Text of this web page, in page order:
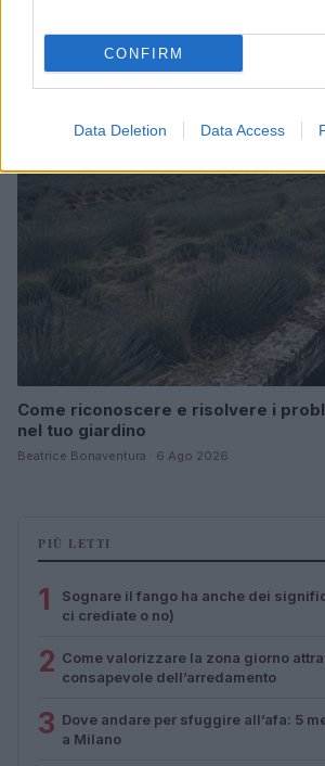
CONFIRM
Data Deletion Data Access
Francisco
Matteo Pellegrino · 6 Ago 2026
Come riconoscere e risolvere i
nel tuo giardino
Beatrice Bonaventura · 6 Ago 2026
PIÙ LETTI
1
Sognare il fango ha anche dei
ci crediate o no)
2 Come valorizzare la zona giorno
consapevole dell’arredamento
3 Dove andare per sfuggire all’afa: 5
a Milano